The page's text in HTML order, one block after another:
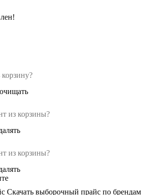
из корзины?
из корзины?
Скачать выборочный прайс по брендам